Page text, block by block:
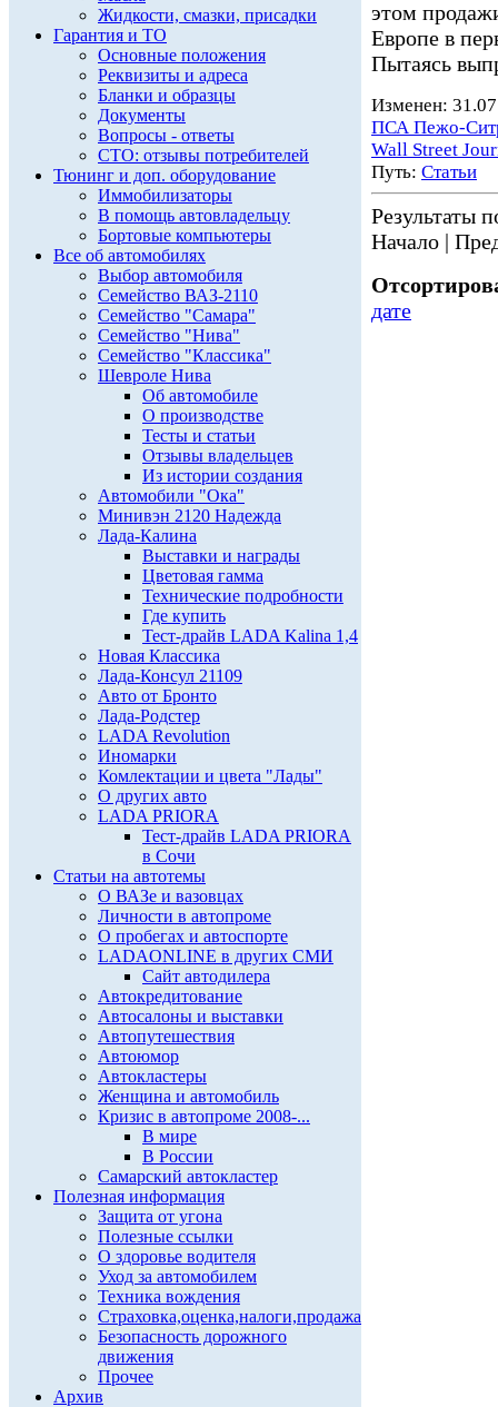
Жидкости, смазки, присадки
Гарантия и ТО
Основные положения
Реквизиты и адреса
Бланки и образцы
Документы
Вопросы - ответы
СТО: отзывы потребителей
Тюнинг и доп. оборудование
Иммобилизаторы
В помощь автовладельцу
Бортовые компьютеры
Все об автомобилях
Выбор автомобиля
Семейство ВАЗ-2110
Семейство "Самара"
Семейство "Нива"
Семейство "Классика"
Шевроле Нива
Об автомобиле
О производстве
Тесты и статьи
Отзывы владельцев
Из истории создания
Автомобили "Ока"
Минивэн 2120 Надежда
Лада-Калина
Выставки и награды
Цветовая гамма
Технические подробности
Где купить
Тест-драйв LADA Kalina 1,4
Новая Классика
Лада-Консул 21109
Авто от Бронто
Лада-Родстер
LADA Revolution
Иномарки
Комлектации и цвета "Лады"
О других авто
LADA PRIORA
Тест-драйв LADA PRIORA
в Сочи
Статьи на автотемы
О ВАЗе и вазовцах
Личности в автопроме
О пробегах и автоспорте
LADAONLINE в других СМИ
Сайт автодилера
Автокредитование
Автосалоны и выставки
Автопутешествия
Автоюмор
Автокластеры
Женщина и автомобиль
Кризис в автопроме 2008-...
В мире
В России
Самарский автокластер
Полезная информация
Защита от угона
Полезные ссылки
О здоровье водителя
Уход за автомобилем
Техника вождения
Страховка,оценка,налоги,продажа
Безопасность дорожного
движения
Прочее
Архив
этом
Европе в
Пытаясь
Изменен:
ПСА Пежо-
Wall Street
Путь: Статьи
Результаты
Начало |
дате